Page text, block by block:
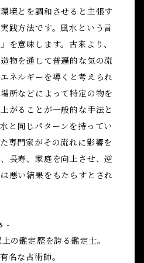
境とを調和させると主張す
践方法です。風水という言
を意味します。古来より、
物を通して普遍的な気の流
ネルギーを導くと考えられ
所などによって特定の物を
がることが一般的な手法と
と同じパターンを持ってい
専門家がその流れに影響を
長寿、家庭を向上させ、逆
悪い結果をもたらすとされ
-
の鑑定歴を誇る鑑定士。
名な占術師。